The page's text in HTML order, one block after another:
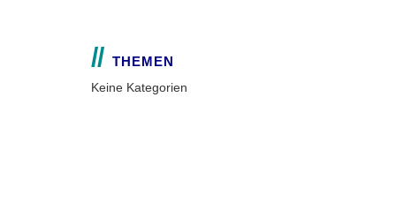
THEMEN
Keine Kategorien